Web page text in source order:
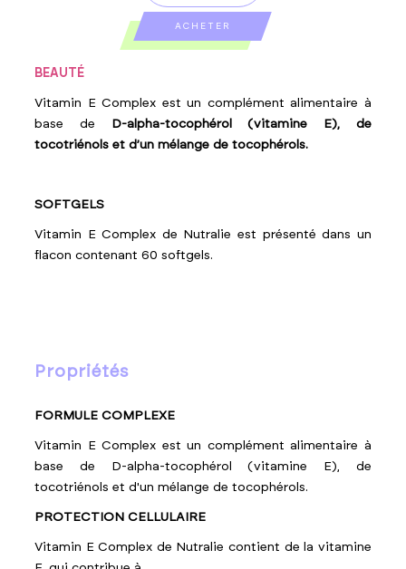
E
quantity
ACHETER
BEAUTÉ
Vitamin E Complex est un complément alimentaire à
base de
D-alpha-tocophérol (vitamine E), de
tocotriénols et d’un mélange de tocophérols.
SOFTGELS
Vitamin E Complex de Nutralie est présenté dans un
flacon contenant 60 softgels.
propriétés
FORMULE COMPLEXE
Vitamin E Complex est un complément alimentaire à
base de D-alpha-tocophérol (vitamine E), de
tocotriénols et d'un mélange de tocophérols.
PROTECTION CELLULAIRE
Vitamin E Complex de Nutralie contient de la vitamine